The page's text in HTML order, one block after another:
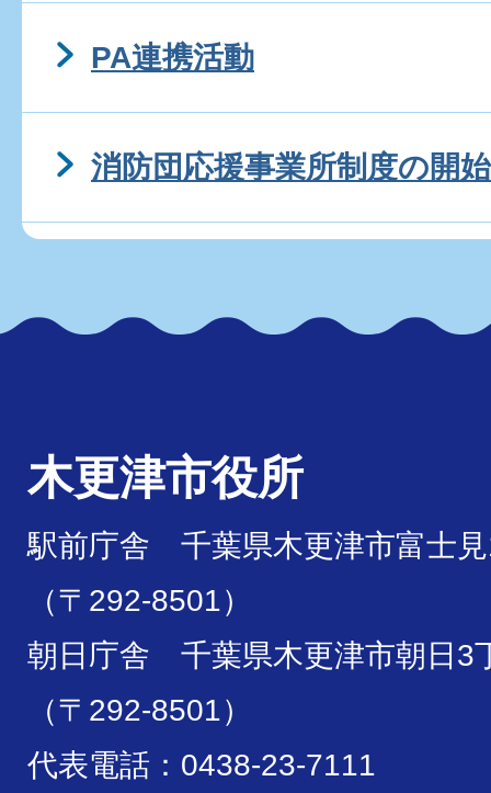
PA連携活動
消防団応援事業所制度の開始
木更津市役所
駅前庁舎 千葉県木更津市富士
（〒292-8501）
朝日庁舎 千葉県木更津市朝日3
（〒292-8501）
代表電話：0438-23-7111